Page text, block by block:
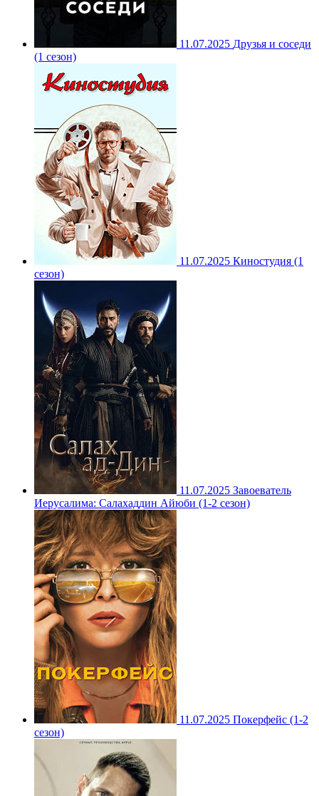
11.07.2025 Друзья и соседи
(1 сезон)
11.07.2025 Киностудия (1
сезон)
11.07.2025 Завоеватель
Иерусалима: Салахаддин Айюби (1-2 сезон)
11.07.2025 Покерфейс (1-2
сезон)